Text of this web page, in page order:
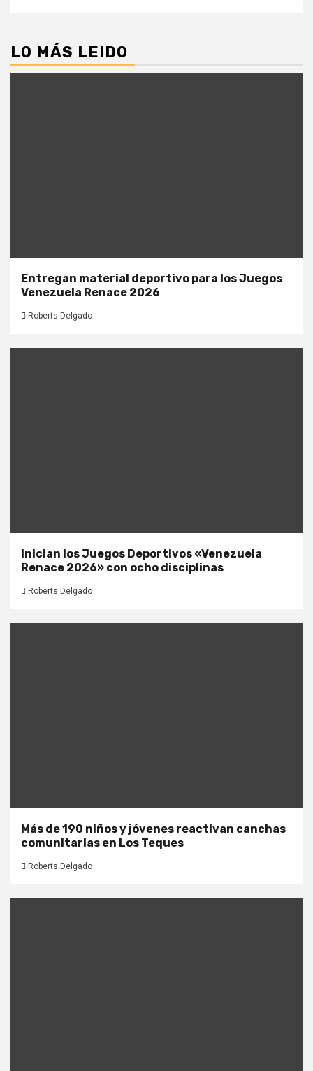
LO MÁS LEIDO
Entregan material deportivo para los Juegos
Venezuela Renace 2026
Roberts Delgado
Inician los Juegos Deportivos «Venezuela
Renace 2026» con ocho disciplinas
Roberts Delgado
Más de 190 niños y jóvenes reactivan canchas
comunitarias en Los Teques
Roberts Delgado